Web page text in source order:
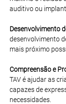
auditivo ou
Desenvolvimento
desenvolvimento
mais próximo
Compreensão e
TAV é ajudar as
capazes de
necessidades.